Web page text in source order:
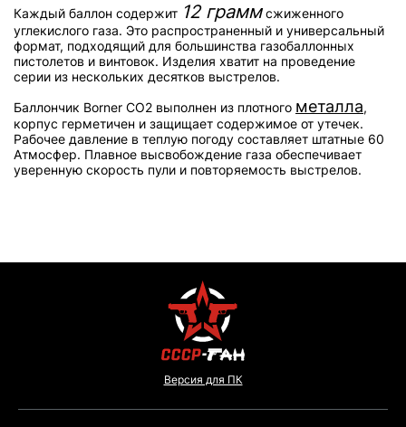
Каждый баллон содержит 12 граммсжиженного
углекислого газа. Это распространенный и универсальный
формат, подходящий для большинства газобаллонных
пистолетов и винтовок. Изделия хватит на проведение
серии из нескольких десятков выстрелов.
Баллончик Borner СО2 выполнен из плотного металла,
корпус герметичен и защищает содержимое от утечек.
Рабочее давление в теплую погоду составляет штатные 60
Атмосфер. Плавное высвобождение газа обеспечивает
уверенную скорость пули и повторяемость выстрелов.
Версия для ПК